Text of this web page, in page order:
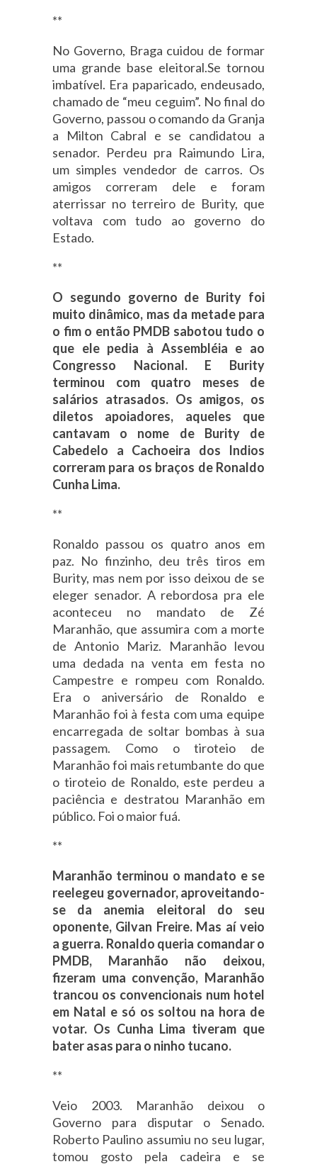
**
No Governo, Braga cuidou de formar
uma grande base eleitoral.Se tornou
imbatível. Era paparicado, endeusado,
chamado de “meu ceguim”. No final do
Governo, passou o comando da Granja
a Milton Cabral e se candidatou a
senador. Perdeu pra Raimundo Lira,
um simples vendedor de carros. Os
amigos correram dele e foram
aterrissar no terreiro de Burity, que
voltava com tudo ao governo do
Estado.
**
O segundo governo de Burity foi
muito dinâmico, mas da metade para
o fim o então PMDB sabotou tudo o
que ele pedia à Assembléia e ao
Congresso Nacional. E Burity
terminou com quatro meses de
salários atrasados. Os amigos, os
diletos apoiadores, aqueles que
cantavam o nome de Burity de
Cabedelo a Cachoeira dos Indios
correram para os braços de Ronaldo
Cunha Lima.
**
Ronaldo passou os quatro anos em
paz. No finzinho, deu três tiros em
Burity, mas nem por isso deixou de se
eleger senador. A rebordosa pra ele
aconteceu no mandato de Zé
Maranhão, que assumira com a morte
de Antonio Mariz. Maranhão levou
uma dedada na venta em festa no
Campestre e rompeu com Ronaldo.
Era o aniversário de Ronaldo e
Maranhão foi à festa com uma equipe
encarregada de soltar bombas à sua
passagem. Como o tiroteio de
Maranhão foi mais retumbante do que
o tiroteio de Ronaldo, este perdeu a
paciência e destratou Maranhão em
público. Foi o maior fuá.
**
Maranhão terminou o mandato e se
reelegeu governador, aproveitando-
se da anemia eleitoral do seu
oponente, Gilvan Freire. Mas aí veio
a guerra. Ronaldo queria comandar o
PMDB, Maranhão não deixou,
fizeram uma convenção, Maranhão
trancou os convencionais num hotel
em Natal e só os soltou na hora de
votar. Os Cunha Lima tiveram que
bater asas para o ninho tucano.
**
Veio 2003. Maranhão deixou o
Governo para disputar o Senado.
Roberto Paulino assumiu no seu lugar,
tomou gosto pela cadeira e se